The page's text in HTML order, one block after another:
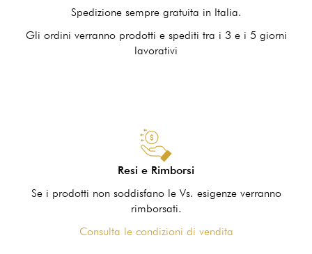
Spedizione sempre gratuita in Italia.
Gli ordini verranno prodotti e spediti tra i 3 e i 5 giorni
lavorativi
Resi e Rimborsi
Se i prodotti non soddisfano le Vs. esigenze verranno
rimborsati.
Consulta le condizioni di vendita